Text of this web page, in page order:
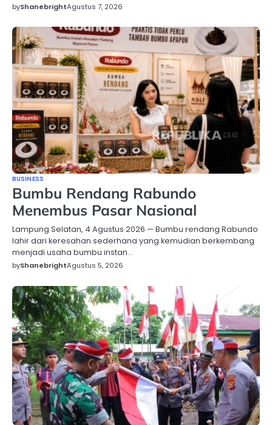
byShanebrightAgustus 7, 2026
BUSINESS
Bumbu Rendang Rabundo
Menembus Pasar Nasional
Lampung Selatan, 4 Agustus 2026 — Bumbu rendang Rabundo
lahir dari keresahan sederhana yang kemudian berkembang
menjadi usaha bumbu instan…
byShanebrightAgustus 5, 2026